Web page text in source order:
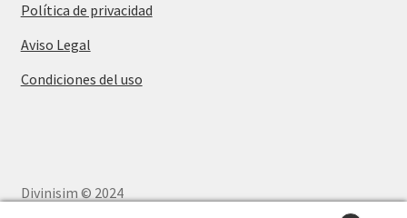
Política de privacidad
Aviso Legal
Condiciones del uso
Divinisim © 2024